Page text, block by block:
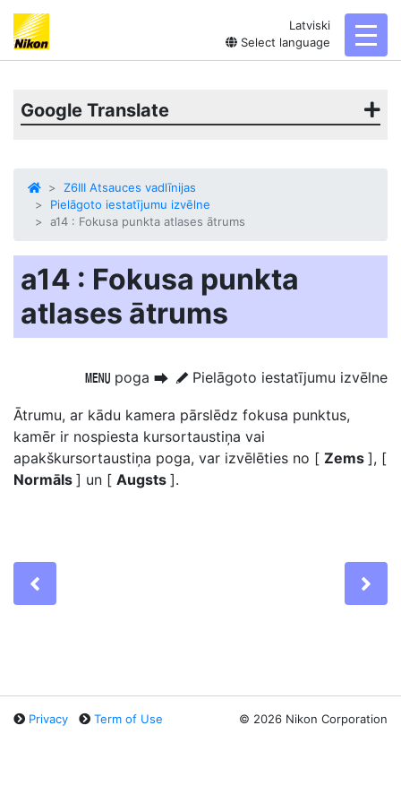
Latviski
Select language
Google Translate
Z6III Atsauces vadlīnijas
Pielāgoto iestatījumu izvēlne
a14 : Fokusa punkta atlases ātrums
a14 : Fokusa punkta
atlases ātrums
G poga U A Pielāgoto iestatījumu izvēlne
Ātrumu, ar kādu kamera pārslēdz fokusa punktus,
kamēr ir nospiesta kursortaustiņa vai
apakškursortaustiņa poga, var izvēlēties no [ Zems ], [
Normāls ] un [ Augsts ].
Privacy Term of Use © 2026 Nikon Corporation